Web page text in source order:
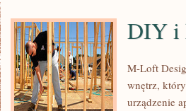
DIY i
M-Loft
wnętrz,
urządzenie